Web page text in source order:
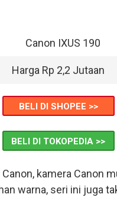
Harga Rp 2,2 Jutaan
BELI DI SHOPEE >>
BELI DI TOKOPEDIA >>
kamera Canon
warna, seri ini juga